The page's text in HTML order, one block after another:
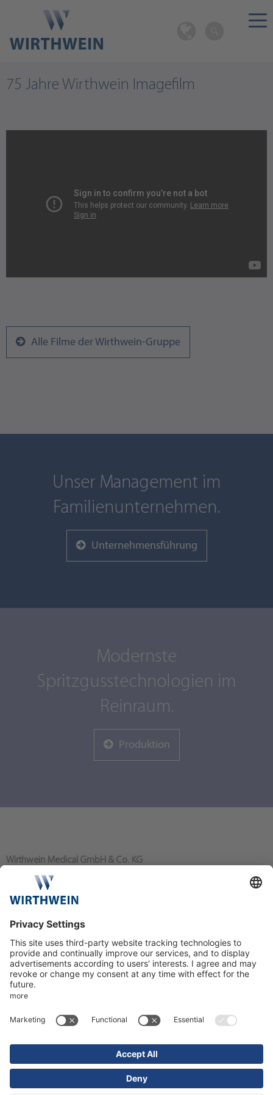
75 Jahre Wirthwein Imagefilm
Alle Filme der Wirthwein-Gruppe
Unser Management im
Familienunternehmen.
Unternehmensführung
Modernste
Spritzgusstechnologien im
Reinraum.
Produktion
Wirthwein Medical GmbH & Co. KG
Bahnhofstraße 80
64367 Mühltal/Nieder-Ramstadt
+49 6151 919-0
info@wirthwein-medical.com
Mehr zu den Aktivitäten der Wirthwein-Gruppe finden Sie auf den
sozialen Kanälen: